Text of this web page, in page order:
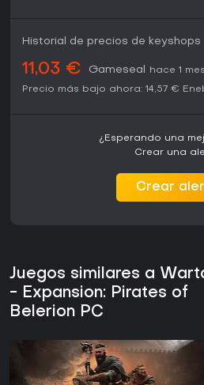
Historial de precios de keyshops
11,03 € Gameseal
hace 1
Precio más bajo ahora: 14,57 €
¿Esperando una
Crear una
Crear
Juegos similares a
- Expansion: Pirates of
Belerion PC